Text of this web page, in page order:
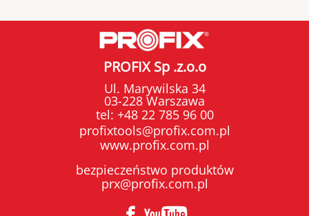
PROFIX Sp .z.o.o
Ul. Marywilska 34
03-228 Warszawa
tel: +48 22 785 96 00
profixtools@profix.com.pl
www.profix.com.pl
bezpieczeństwo produktów
prx@profix.com.pl